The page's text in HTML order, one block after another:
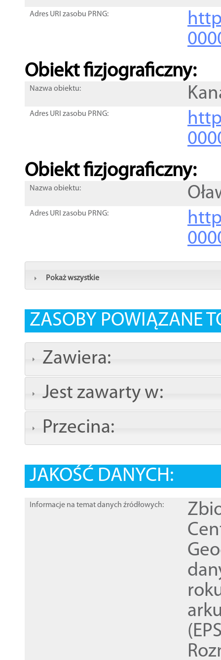
Adres URI zasobu PRNG:
Obiekt fizjograficzny:
Nazwa obiektu:
Adres URI zasobu PRNG:
Obiekt fizjograficzny:
Nazwa obiektu:
Adres URI zasobu PRNG:
Pokaż wszystkie
ZASOBY POWIĄZANE
Zawiera:
Jest zawarty w:
Przecina:
JAKOŚĆ DANYCH:
Informacje na temat danych źródłowych: